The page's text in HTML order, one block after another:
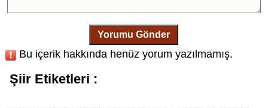
Yorumu Gönder
Bu içerik hakkında henüz yorum yazılmamış.
Şiir Etiketleri :